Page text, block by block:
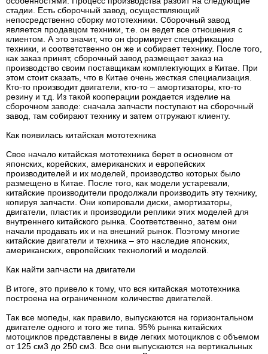
стадии. Есть сборочный завод, осуществляющий
непосредственно сборку мототехники. Сборочный завод
является продавцом техники, т.е. он ведет все отношения с
клиентом. А это значит, что он формирует спецификацию
техники, и соответственно он же и собирает технику. После того,
как заказ принят, сборочный завод размещает заказ на
производство своим поставщикам комплектующих в Китае. При
этом стоит сказать, что в Китае очень жесткая специализация.
Кто-то производит двигатели, кто-то – амортизаторы, кто-то
резину и т.д. Из такой кооперации рождается изделие на
сборочном заводе: сначала запчасти поступают на сборочный
завод, там собирают технику и затем отгружают клиенту.
Как появилась китайская мототехника
Свое начало китайская мототехника берет в основном от
японских, корейских, американских и европейских
производителей и их моделей, производство которых было
размещено в Китае. После того, как модели устаревали,
китайские производители продолжали производить эту технику,
копируя запчасти. Они копировали диски, амортизаторы,
двигатели, пластик и производили реплики этих моделей для
внутреннего китайского рынка. Соответственно, затем они
начали продавать их и на внешний рынок. Поэтому многие
китайские двигатели и техника – это наследие японских,
американских, европейских технологий и моделей.
Как найти запчасти на двигатели
В итоге, это привело к тому, что вся китайская мототехника
построена на ограниченном количестве двигателей.
Так все мопеды, как правило, выпускаются на горизонтальном
двигателе одного и того же типа. 95% рынка китайских
мотоциклов представлены в виде легких мотоциклов с объемом
от 125 см3 до 250 см3. Все они выпускаются на вертикальных